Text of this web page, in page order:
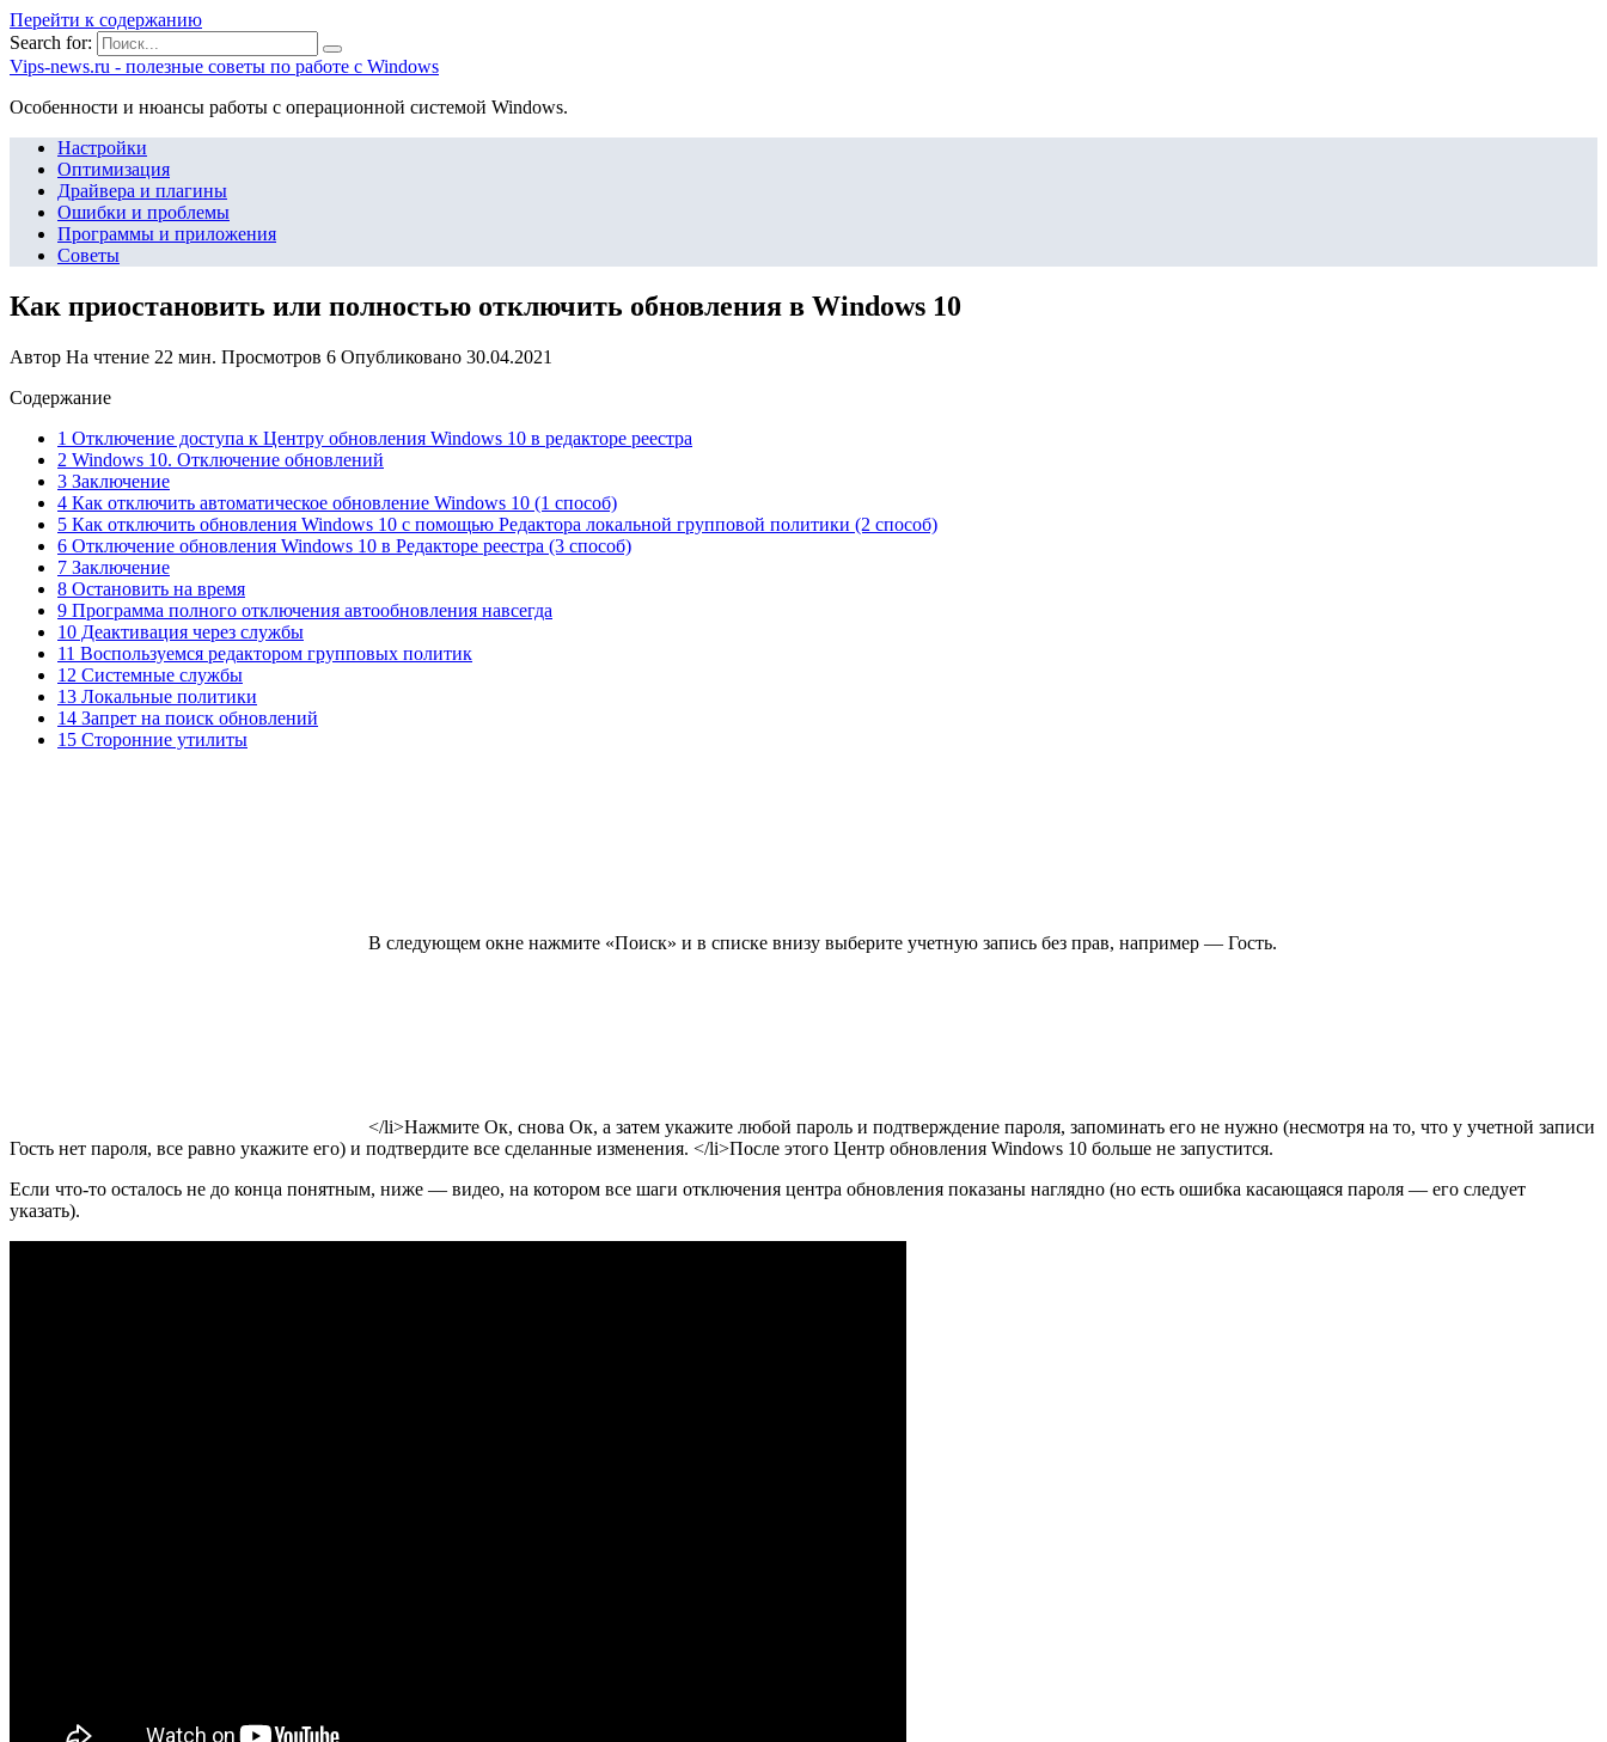
Перейти к содержанию
Search for:
Vips-news.ru - полезные советы по работе с Windows
Особенности и нюансы работы с операционной системой Windows.
Настройки
Оптимизация
Драйвера и плагины
Ошибки и проблемы
Программы и приложения
Советы
Как приостановить или полностью отключить обновления в Windows 10
Автор На чтение 22 мин. Просмотров 6 Опубликовано 30.04.2021
Содержание
1 Отключение доступа к Центру обновления Windows 10 в редакторе реестра
2 Windows 10. Отключение обновлений
3 Заключение
4 Как отключить автоматическое обновление Windows 10 (1 способ)
5 Как отключить обновления Windows 10 с помощью Редактора локальной групповой политики (2 способ)
6 Отключение обновления Windows 10 в Редакторе реестра (3 способ)
7 Заключение
8 Остановить на время
9 Программа полного отключения автообновления навсегда
10 Деактивация через службы
11 Воспользуемся редактором групповых политик
12 Системные службы
13 Локальные политики
14 Запрет на поиск обновлений
15 Сторонние утилиты
В следующем окне нажмите «Поиск» и в списке внизу выберите учетную запись без прав, например — Гость.
</li>Нажмите Ок, снова Ок, а затем укажите любой пароль и подтверждение пароля, запоминать его не нужно (несмотря на то, что у учетной записи
Гость нет пароля, все равно укажите его) и подтвердите все сделанные изменения. </li>После этого Центр обновления Windows 10 больше не запустится.
Если что-то осталось не до конца понятным, ниже — видео, на котором все шаги отключения центра обновления показаны наглядно (но есть ошибка касающаяся пароля — его следует
указать).